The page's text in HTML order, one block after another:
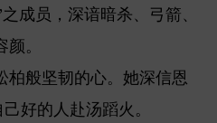
成员，深谙暗杀、弓箭、
。
柏般坚韧的心。她深信恩
好的人赴汤蹈火。